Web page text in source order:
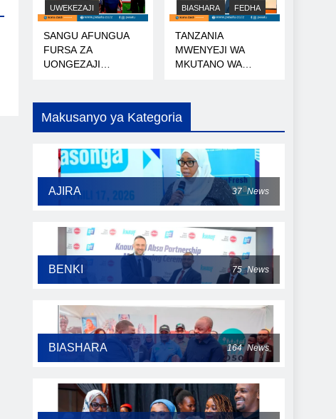
UWEKEZAJI
SANGU AFUNGUA
FURSA ZA
UONGEZAJI
BIASHARA FEDHA
TANZANIA
MWENYEJI WA
MKUTANO WA
Makusanyo ya Kategoria
AJIRA 37 News
BENKI 75 News
BIASHARA 164 News